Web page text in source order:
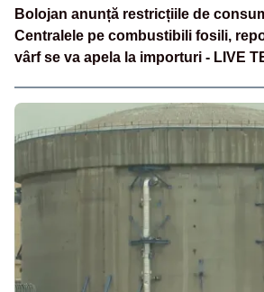
Bolojan anunță restricțiile de
Centralele pe combustibili fosili,
vârf se va apela la importuri - LIVE